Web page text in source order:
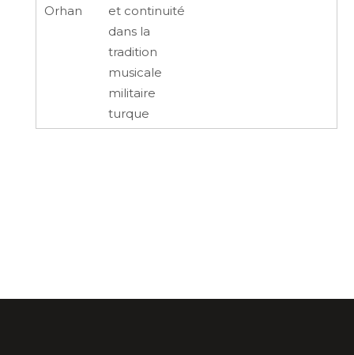
Orhan
et continuité
dans la
tradition
musicale
militaire
turque